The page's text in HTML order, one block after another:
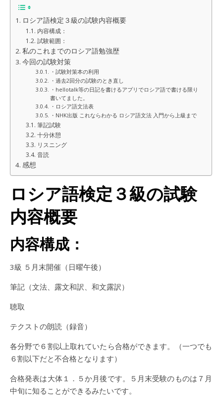
ロシア語検定３級の試験内容概要
内容構成：
試験範囲：
私のこれまでのロシア語勉強歴
今回の試験対策
・試験対策本の利用
・過去2回分の試験のとき直し
・hellotalk等の日記を書けるアプリでロシア語で書ける限り
書いてました。
・ロシア語文法表
・NHK出版 これならわかる ロシア語文法 入門から上級まで
筆記試験
十分休憩
リスニング
音読
感想
ロシア語検定３級の試験
内容概要
内容構成：
3級 ５月末開催（日曜午後）
筆記（文法、露文和訳、和文露訳）
聴取
テクストの朗読（録音）
各分野で６割以上取れていたら合格ができます。（一つでも
６割以下だと不合格となります）
合格発表は大体１．５か月後です。５月末受験のものは７月
中旬に知ることができるみたいです。